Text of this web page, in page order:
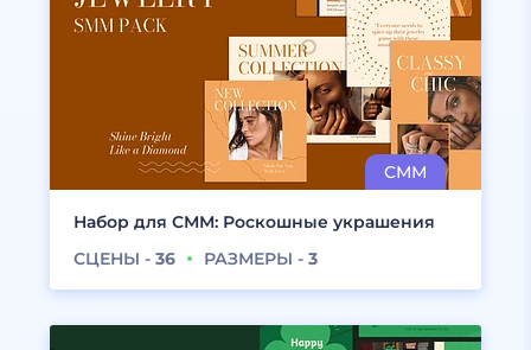
Набор для СММ: Роскошные украшения
СЦЕНЫ - 36 РАЗМЕРЫ - 3